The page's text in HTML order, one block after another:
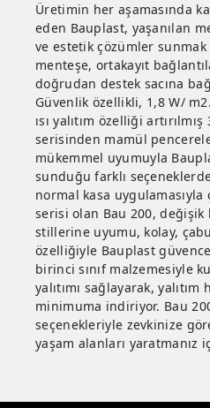
Üretimin her aşamasında
eden Bauplast, yaşanılan
ve estetik çözümler sunmak
menteşe, ortakayıt
doğrudan destek sacına
Güvenlik özellikli, 1,8 W/
ısı yalıtım özelliği
serisinden mamül
mükemmel uyumuyla
sunduğu farklı
normal kasa
serisi olan Bau 200, değişik
stillerine uyumu, kolay,
özelliğiyle Bauplast
birinci sınıf malzemesiyle
yalıtımı sağlayarak, yalıtım
minimuma indiriyor. Bau
seçenekleriyle zevkinize
yaşam alanları yaratmanız